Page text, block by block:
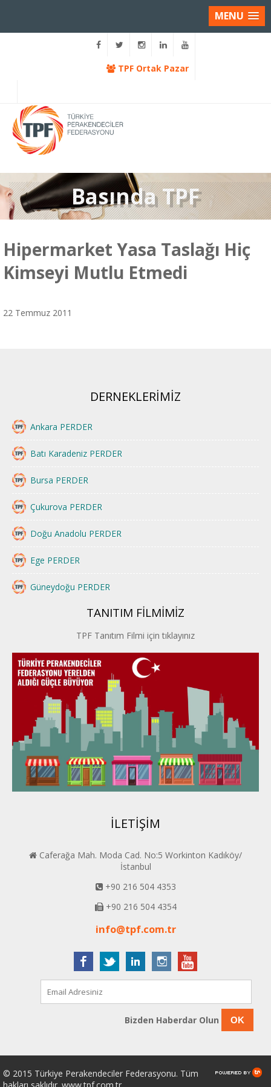
MENU
TPF Ortak Pazar
Basında TPF
Hipermarket Yasa Taslağı Hiç
Kimseyi Mutlu Etmedi
22 Temmuz 2011
DERNEKLERİMİZ
Ankara PERDER
Batı Karadeniz PERDER
Bursa PERDER
Çukurova PERDER
Doğu Anadolu PERDER
Ege PERDER
Güneydoğu PERDER
İstanbul PERDER
İpek Yolu PERDER
Kayseri PERDER
Karadeniz Perder
Konya PERDER
Van PERDER
BEYPER
TANITIM FİLMİMİZ
TPF Tanıtım Filmi için tıklayınız
İLETİŞİM
Caferağa Mah. Moda Cad. No:5 Workinton Kadıköy/
İstanbul
+90 216 504 4353
+90 216 504 4354
info@tpf.com.tr
Bizden Haberdar Olun OK
© 2015 Türkiye Perakendeciler Federasyonu. Tüm